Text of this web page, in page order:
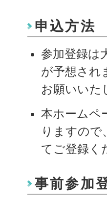
申込方法
参加登録は
が予想され
お願いいた
本ホームペ
りますので
てご登録く
事前参加